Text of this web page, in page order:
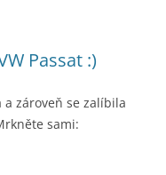
Passat :)
a zároveň se zalíbila
sami: